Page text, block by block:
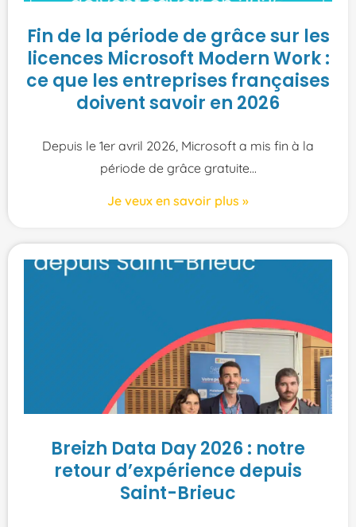
Fin de la période de grâce sur les
licences Microsoft Modern Work :
ce que les entreprises françaises
doivent savoir en 2026
Depuis le 1er avril 2026, Microsoft a mis fin à la
période de grâce gratuite
Je veux en savoir plus »
Breizh Data Day 2026 : notre
retour d’expérience depuis
Saint-Brieuc